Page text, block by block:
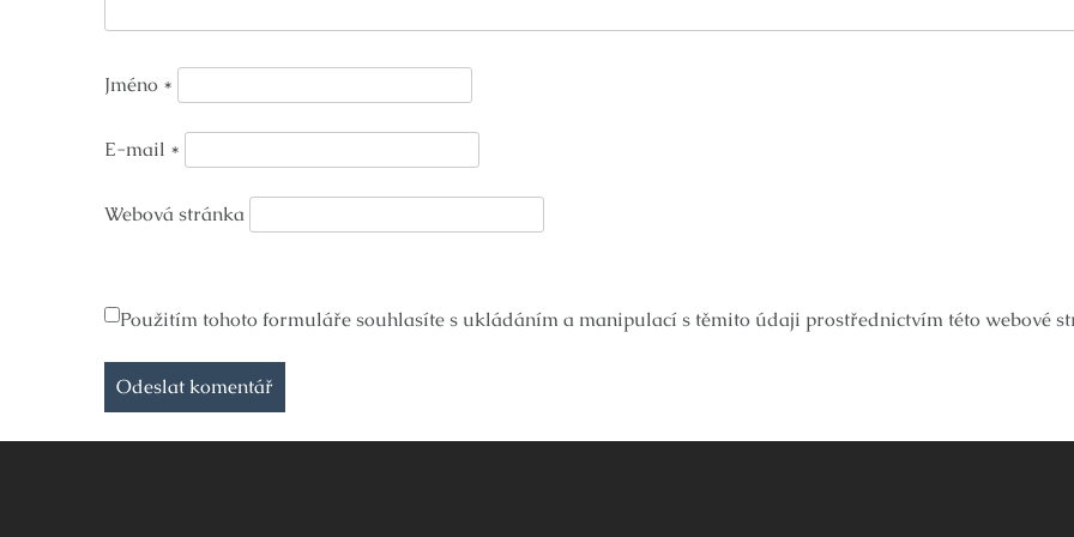
Jméno *
E-mail *
Webová stránka
Použitím tohoto formuláře souhlasíte s ukládáním a manipulací s těmito údaji prostřednictvím této webové